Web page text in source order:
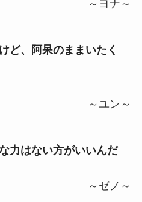
～ヨナ～
ど、阿呆のままいたく
～ユン～
力はない方がいいんだ
～ゼノ～